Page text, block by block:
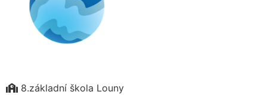
8.základní škola Louny